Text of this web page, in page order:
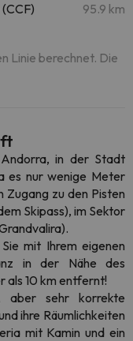
95.9 km
Linie berechnet. Die
in der Stadt
es nur wenige Meter
zu den Pisten
Skipass), im Sektor
mit Ihrem eigenen
in der Nähe des
als 10 km entfernt!
aber sehr korrekte
ihre Räumlichkeiten
mit Kamin und ein